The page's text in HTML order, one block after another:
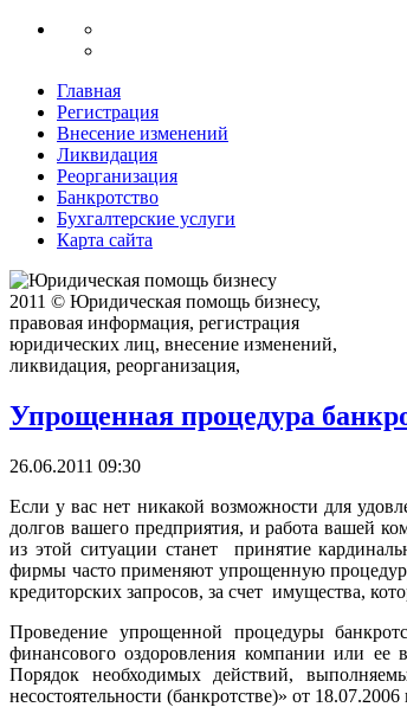
Главная
Регистрация
Внесение изменений
Ликвидация
Реорганизация
Банкротство
Бухгалтерские услуги
Карта сайта
Упрощенная процедура
26.06.2011 09:30
Если у вас нет никакой возможности для
долгов вашего предприятия, и работа вашей
из этой ситуации станет принятие
фирмы часто применяют упрощенную
кредиторских запросов, за счет имущества,
Проведение упрощенной процедуры
финансового оздоровления компании или ее
Порядок необходимых действий,
несостоятельности (банкротстве)» от 18.07.2006
2011 © Юридическая помощь бизнесу,
правовая информация, регистрация
юридических лиц, внесение изменений,
ликвидация, реорганизация,